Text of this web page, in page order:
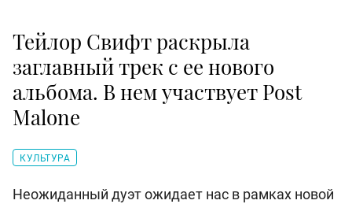
Тейлор Свифт раскрыла
заглавный трек с ее нового
альбома. В нем участвует Post
Malone
КУЛЬТУРА
Неожиданный дуэт ожидает нас в рамках новой